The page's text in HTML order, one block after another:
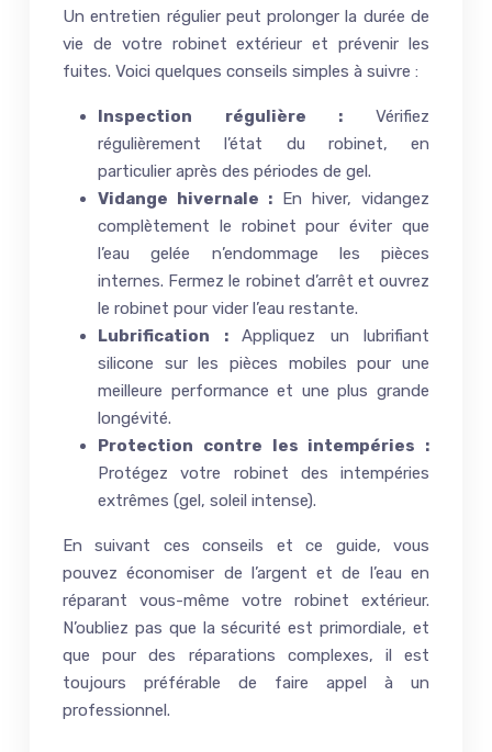
Un entretien régulier peut prolonger la durée de
vie de votre robinet extérieur et prévenir les
fuites. Voici quelques conseils simples à suivre :
Inspection régulière : Vérifiez
régulièrement l’état du robinet, en
particulier après des périodes de gel.
Vidange hivernale : En hiver, vidangez
complètement le robinet pour éviter que
l’eau gelée n’endommage les pièces
internes. Fermez le robinet d’arrêt et ouvrez
le robinet pour vider l’eau restante.
Lubrification : Appliquez un lubrifiant
silicone sur les pièces mobiles pour une
meilleure performance et une plus grande
longévité.
Protection contre les intempéries :
Protégez votre robinet des intempéries
extrêmes (gel, soleil intense).
En suivant ces conseils et ce guide, vous
pouvez économiser de l’argent et de l’eau en
réparant vous-même votre robinet extérieur.
N’oubliez pas que la sécurité est primordiale, et
que pour des réparations complexes, il est
toujours préférable de faire appel à un
professionnel.